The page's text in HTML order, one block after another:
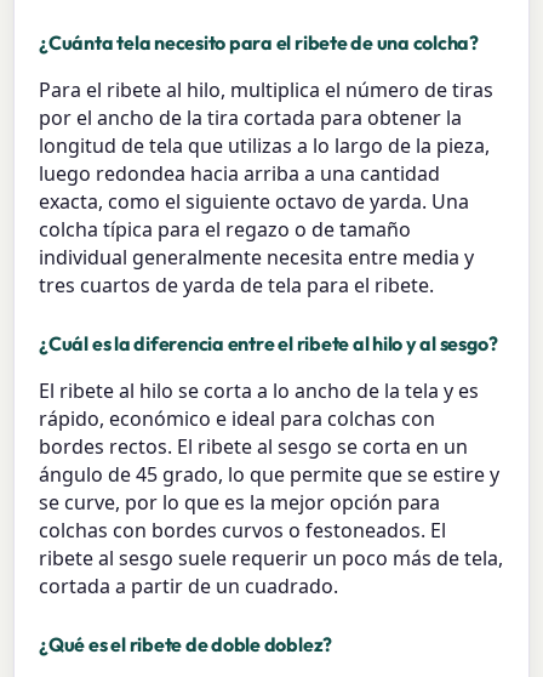
¿Cuánta tela necesito para el ribete de una colcha?
Para el ribete al hilo, multiplica el número de tiras
por el ancho de la tira cortada para obtener la
longitud de tela que utilizas a lo largo de la pieza,
luego redondea hacia arriba a una cantidad
exacta, como el siguiente octavo de yarda. Una
colcha típica para el regazo o de tamaño
individual generalmente necesita entre media y
tres cuartos de yarda de tela para el ribete.
¿Cuál es la diferencia entre el ribete al hilo y al sesgo?
El ribete al hilo se corta a lo ancho de la tela y es
rápido, económico e ideal para colchas con
bordes rectos. El ribete al sesgo se corta en un
ángulo de 45 grado, lo que permite que se estire y
se curve, por lo que es la mejor opción para
colchas con bordes curvos o festoneados. El
ribete al sesgo suele requerir un poco más de tela,
cortada a partir de un cuadrado.
¿Qué es el ribete de doble doblez?